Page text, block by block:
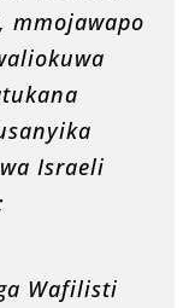
mmojawapo
Israeli
Wafilisti